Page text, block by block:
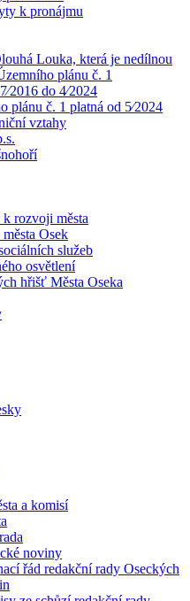
k pronájmu
Louka, která je nedílnou
plánu č. 1
do 4⁄2024
plánu č. 1 platná od 5⁄2024
vztahy
rozvoji města
Osek
služeb
osvětlení
hřišť Města Oseka
a komisí
noviny
řád redakční rady Oseckých